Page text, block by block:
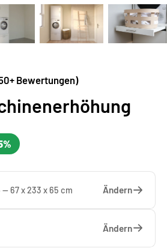
Bewertungen)
— 67 x 233 x 65 cm Ändern
Ändern